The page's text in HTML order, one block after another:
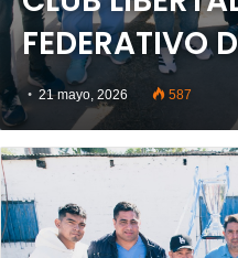
FEDERATIVO
21 mayo, 2026 587